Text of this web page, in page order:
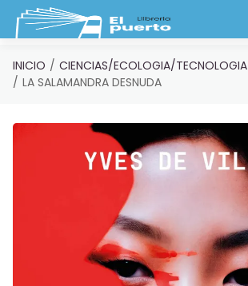
Saltar al contenido principal
INICIO
CIENCIAS/ECOLOGIA/TECNOLOGIA
LA SALAMANDRA DESNUDA